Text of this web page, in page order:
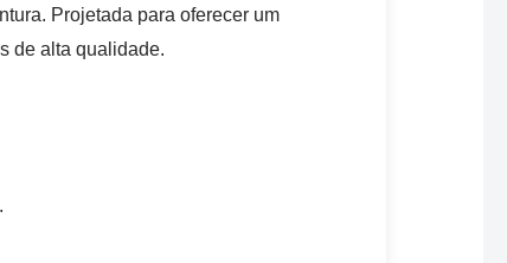
Projetada para oferecer um
de alta qualidade.